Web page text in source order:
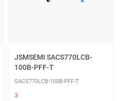
JSMSEMI SACS770LCB-
100B-PFF-T
SACS770LCB-100B-PFF-T
3